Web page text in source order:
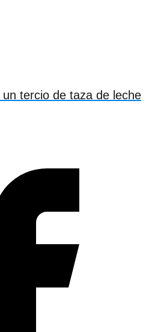
tercio de taza de leche